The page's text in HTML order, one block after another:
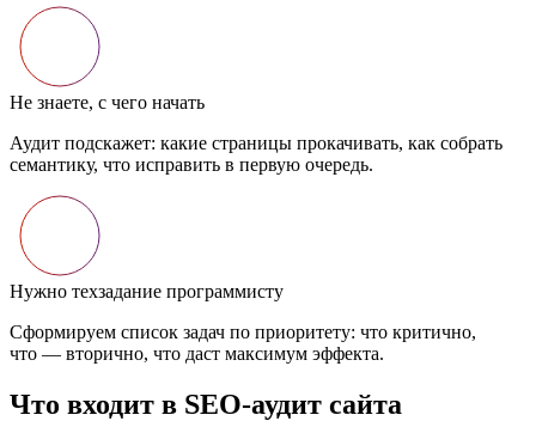
Не знаете, с чего начать
Аудит подскажет: какие страницы прокачивать, как собрать
семантику, что исправить в первую очередь.
Нужно техзадание программисту
Сформируем список задач по приоритету: что критично,
что — вторично, что даст максимум эффекта.
Что входит в SEO-аудит сайта